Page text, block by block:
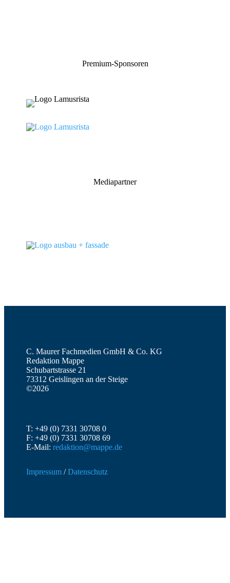
Premium-Sponsoren
Mediapartner
C. Maurer Fachmedien GmbH & Co. KG
Redaktion Mappe
Schubartstrasse 21
73312 Geislingen an der Steige
©2026
T: +49 (0) 7331 30708 0
F: +49 (0) 7331 30708 69
E-Mail:redaktion@mappe.de
Impressum /Datenschutz